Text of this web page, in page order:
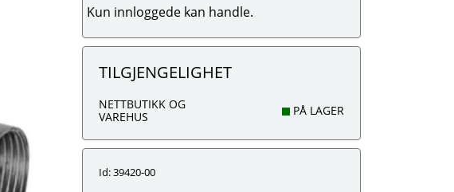
Kun innloggede kan handle.
TILGJENGELIGHET
NETTBUTIKK OG
VAREHUS
PÅ LAGER
Id: 39420-00